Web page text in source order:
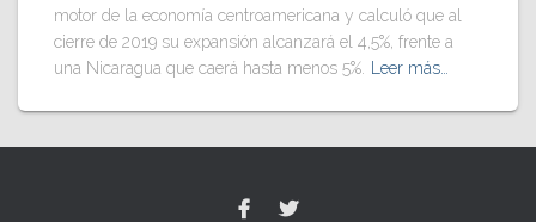
motor de la economía centroamericana y calculó que al
cierre de 2019 su expansión alcanzará el 4,5%, frente a
una Nicaragua que caerá hasta menos 5%.
Leer más…